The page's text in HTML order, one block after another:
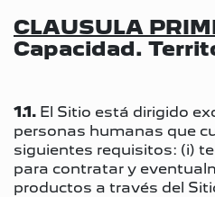
CLAUSULA
Capacidad.
1.1. El Sitio está dirigido
personas humanas que
siguientes requisitos: (i)
para contratar y
productos a través del